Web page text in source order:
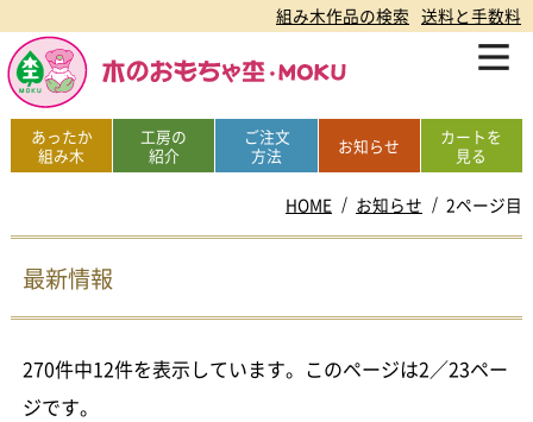
組み木作品の検索 送料と手数料
あったか
組み木
工房の
紹介
ご注文
方法
お知らせ
カートを
見る
HOME お知らせ 2ページ目
最新情報
270件中12件を表示しています。このページは2／23ペー
ジです。